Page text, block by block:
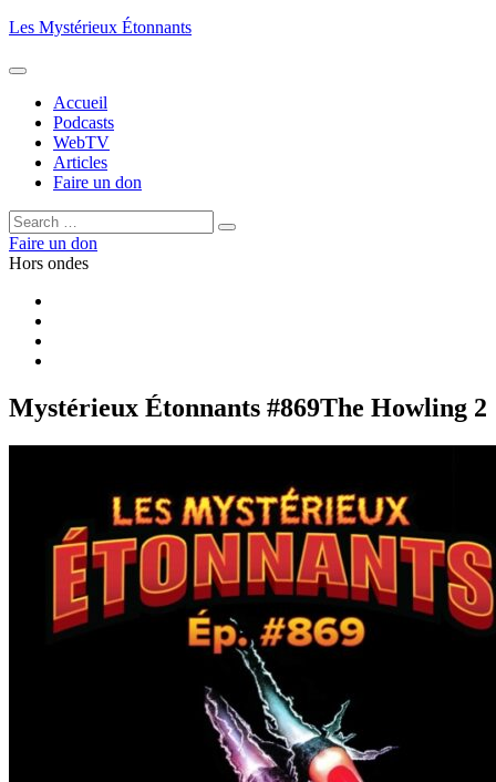
Aller
contenu
Les Mystérieux Étonnants
Accueil
Podcasts
WebTV
Articles
Faire un don
Rechercher :
Rechercher
Faire un don
Hors ondes
Mystérieux Étonnants #869The Howling 2